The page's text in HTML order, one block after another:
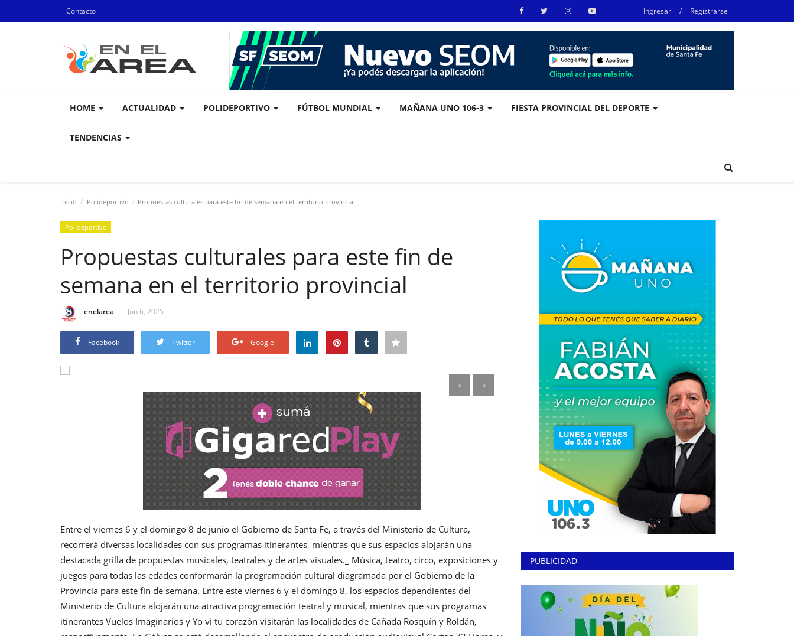
Contacto Ingresar / Registrarse
HOME ACTUALIDAD POLIDEPORTIVO FÚTBOL MUNDIAL MAÑANA UNO 106-3 FIESTA PROVINCIAL DEL DEPORTE
TENDENCIAS
Inicio Polideportivo Propuestas culturales para este fin de semana en el territorio provincial
Polideportivo
Propuestas culturales para este fin de
semana en el territorio provincial
enelarea Jun 6, 2025
Facebook Twitter Google
Entre el viernes 6 y el domingo 8 de junio el Gobierno de Santa Fe, a través del Ministerio de Cultura,
recorrerá diversas localidades con sus programas itinerantes, mientras que sus espacios alojarán una
destacada grilla de propuestas musicales, teatrales y de artes visuales._ Música, teatro, circo, exposiciones y
juegos para todas las edades conformarán la programación cultural diagramada por el Gobierno de la
Provincia para este fin de semana. Entre este viernes 6 y el domingo 8, los espacios dependientes del
Ministerio de Cultura alojarán una atractiva programación teatral y musical, mientras que sus programas
itinerantes Vuelos Imaginarios y Yo vi tu corazón visitarán las localidades de Cañada Rosquín y Roldán,
PUBLICIDAD